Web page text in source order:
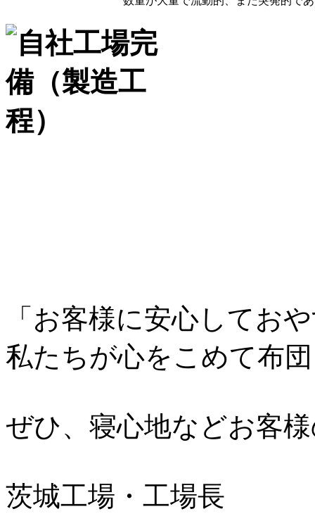
「お客様に安心してお
私たちが心をこめて布
ぜひ、寝心地などお客
茨城工場・工場長